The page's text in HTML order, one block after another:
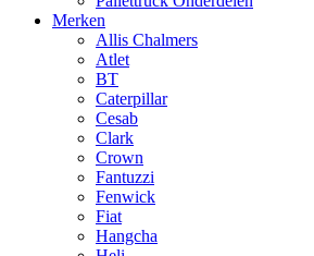
Merken
Allis Chalmers
Atlet
BT
Caterpillar
Cesab
Clark
Crown
Fantuzzi
Fenwick
Fiat
Hangcha